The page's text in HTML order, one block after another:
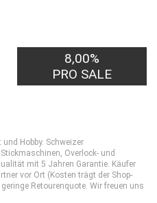
8,00%
PRO SALE
Hobby. Schweizer
Overlock- und
mit 5 Jahren Garantie. Käufer
vor Ort (Kosten trägt der Shop-
Retourenquote. Wir freuen uns